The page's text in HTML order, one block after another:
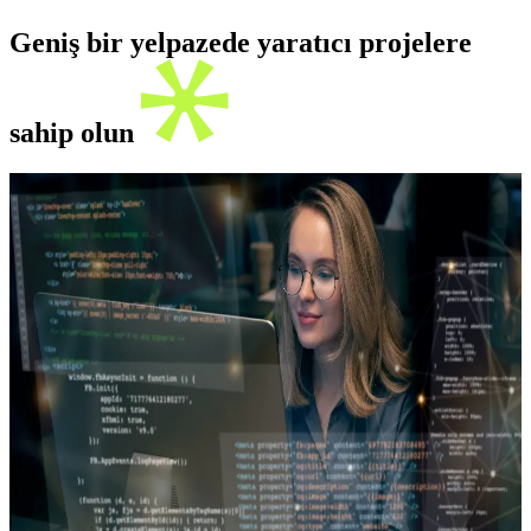
Geniş bir yelpazede yaratıcı projelere
sahip olun